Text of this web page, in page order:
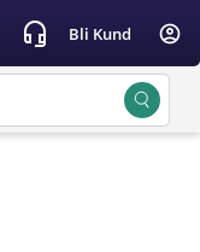
headset_mic Bli Kund account_circle